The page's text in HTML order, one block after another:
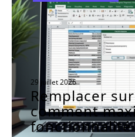
29 juillet 2026
Remplacer
comment
fonctionnalité